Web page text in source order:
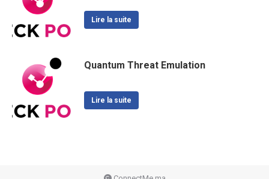
Lire la suite
Quantum Threat Emulation
Lire la suite